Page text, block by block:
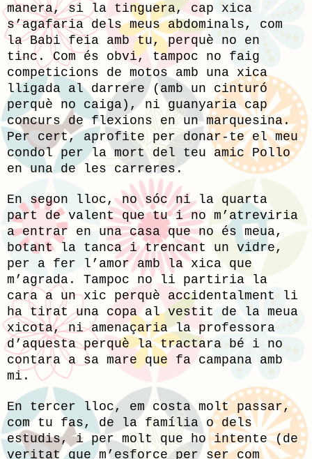
manera, si la tinguera, cap xica
s’agafaria dels meus abdominals, com
la Babi feia amb tu, perquè no en
tinc. Com és obvi, tampoc no faig
competicions de motos amb una xica
lligada al darrere (amb un cinturó
perquè no caiga), ni guanyaria cap
concurs de flexions en un marquesina.
Per cert, aprofite per donar-te el meu
condol per la mort del teu amic Pollo
en una de les carreres.
En segon lloc, no sóc ni la quarta
part de valent que tu i no m’atreviria
a entrar en una casa que no és meua,
botant la tanca i trencant un vidre,
per a fer l’amor amb la xica que
m’agrada. Tampoc no li partiria la
cara a un xic perquè accidentalment li
ha tirat una copa al vestit de la meua
xicota, ni amenaçaria la professora
d’aquesta perquè la tractara bé i no
contara a sa mare que fa campana amb
mi.
En tercer lloc, em costa molt passar,
com tu fas, de la família o dels
estudis, i per molt que ho intente (de
veritat que m’esforce per ser com